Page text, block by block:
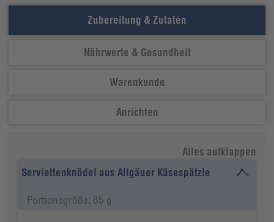
Zubereitung & Zutaten
Nährwerte & Gesundheit
Warenkunde
Anrichten
Alles aufklappen
Serviettenknödel aus Allgäuer Käsespätzle
Portionsgröße: 85 g